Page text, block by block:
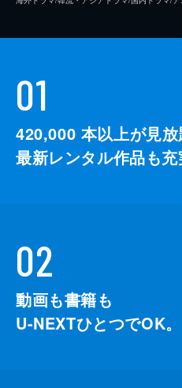
01
420,000 本以上が見放
最新レンタル作品も充
02
動画も書籍も
U-NEXTひとつでOK。